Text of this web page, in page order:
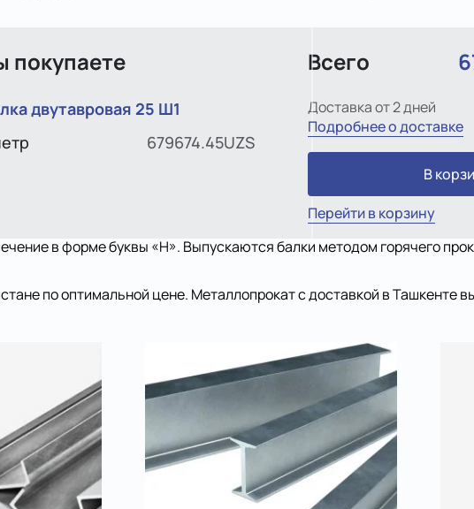
покупаете
двутавровая 25 Ш1
679674.45UZS
Всего
Доставка от 2 дней
Подробнее о доставке
В
Перейти в корзину
в форме буквы «Н». Выпускаются балки методом горячего
по оптимальной цене. Металлопрокат с доставкой в Ташкенте